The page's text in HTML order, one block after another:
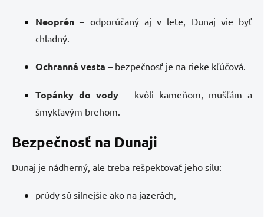
Neoprén – odporúčaný aj v lete, Dunaj vie byť
chladný.
Ochranná vesta – bezpečnosť je na rieke kľúčová.
Topánky do vody – kvôli kameňom, mušľám a
šmykľavým brehom.
Bezpečnosť na Dunaji
Dunaj je nádherný, ale treba rešpektovať jeho silu:
prúdy sú silnejšie ako na jazerách,